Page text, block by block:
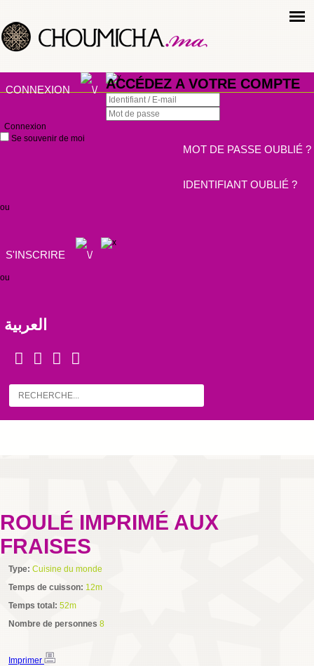
CONNEXION ACCÉDEZ A VOTRE COMPTE
Connexion
Se souvenir de moi
MOT DE PASSE OUBLIÉ ?
IDENTIFIANT OUBLIÉ ?
ou
S'INSCRIRE
ou
العربية
ROULÉ IMPRIMÉ AUX
FRAISES
Type: Cuisine du monde
Temps de cuisson: 12m
Temps total: 52m
Nombre de personnes 8
Imprimer